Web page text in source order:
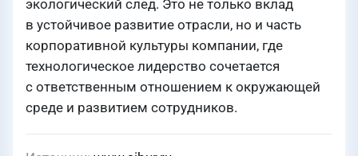
экологический след. Это не только вклад
в устойчивое развитие отрасли, но и часть
корпоративной культуры компании, где
технологическое лидерство сочетается
с ответственным отношением к окружающей
среде и развитием сотрудников.